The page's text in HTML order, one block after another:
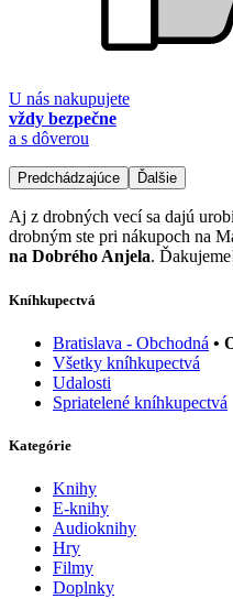
U nás nakupujete
vždy bezpečne
a s dôverou
Predchádzajúce Ďalšie
Aj z drobných vecí sa dajú
drobným ste pri nákupoch na
na Dobrého Anjela.
Kníhkupectvá
Bratislava - Obchodná •
Všetky kníhkupectvá
Udalosti
Spriatelené kníhkupectvá
Kategórie
Knihy
E-knihy
Audioknihy
Hry
Filmy
Doplnky